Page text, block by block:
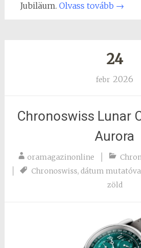
Jubiläum. Olvass tovább →
24
febr 2026
Chronoswiss Lunar
Aurora
oramagazinonline
Chronoswiss, dátum
zöld